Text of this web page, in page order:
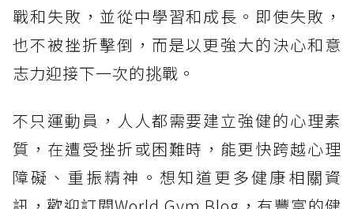
戰和失敗，並從中學習和成長。即使失敗，
也不被挫折擊倒，而是以更強大的決心和意
志力迎接下一次的挑戰。
不只運動員，人人都需要建立強健的心理素
質，在遭受挫折或困難時，能更快跨越心理
障礙、重振精神。想知道更多健康相關資